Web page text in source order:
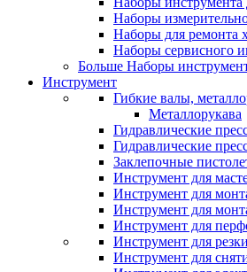
Наборы
Наборы для ремонта
Наборы сервисного
Больше Наборы
Инструмент
Гибкие валы,
Металлорукава
Гидравлические
Гидравлические
Заклепочные
Инструмент для
Инструмент для
Инструмент для
Инструмент для
Инструмент для резки
Инструмент для